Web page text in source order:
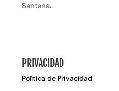
Santana.
PRIVACIDAD
Política de Privacidad